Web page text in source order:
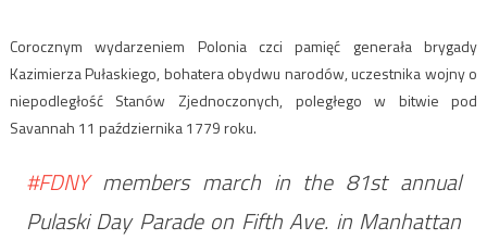
Corocznym wydarzeniem Polonia czci pamięć generała brygady
Kazimierza Pułaskiego, bohatera obydwu narodów, uczestnika wojny o
niepodległość Stanów Zjednoczonych, poległego w bitwie pod
Savannah 11 października 1779 roku.
#FDNYmembers march in the 81st annual
Pulaski Day Parade on Fifth Ave. in Manhattan